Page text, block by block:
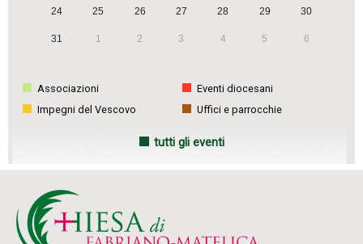
24 25 26 27 28 29 30
31 1 2 3 4 5 6
Associazioni
Eventi diocesani
Impegni del Vescovo
Uffici e parrocchie
tutti gli eventi